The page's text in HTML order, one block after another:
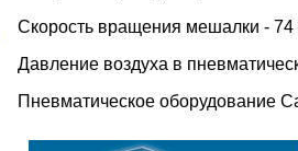
Скорость вращения мешалки - 74
Давление воздуха в
Пневматическое оборудование